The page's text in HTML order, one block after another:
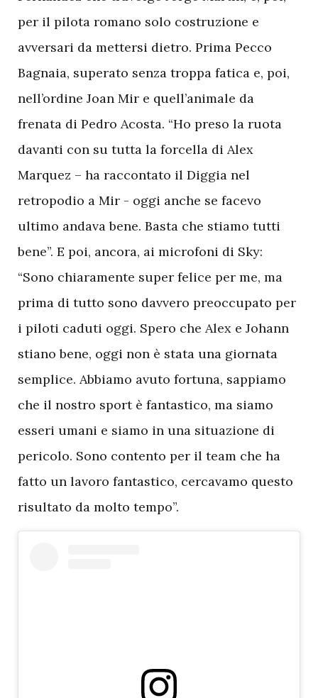
per il pilota romano solo costruzione e
avversari da mettersi dietro. Prima Pecco
Bagnaia, superato senza troppa fatica e, poi,
nell’ordine Joan Mir e quell’animale da
frenata di Pedro Acosta. “Ho preso la ruota
davanti con su tutta la forcella di Alex
Marquez – ha raccontato il Diggia nel
retropodio a Mir - oggi anche se facevo
ultimo andava bene. Basta che stiamo tutti
bene”. E poi, ancora, ai microfoni di Sky:
“Sono chiaramente super felice per me, ma
prima di tutto sono davvero preoccupato per
i piloti caduti oggi. Spero che Alex e Johann
stiano bene, oggi non è stata una giornata
semplice. Abbiamo avuto fortuna, sappiamo
che il nostro sport è fantastico, ma siamo
esseri umani e siamo in una situazione di
pericolo. Sono contento per il team che ha
fatto un lavoro fantastico, cercavamo questo
risultato da molto tempo”.